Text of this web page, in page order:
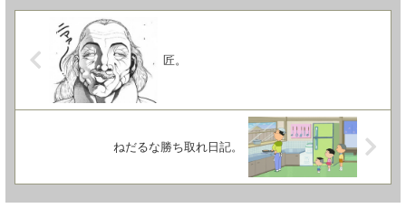
匠。
ねだるな勝ち取れ日記。